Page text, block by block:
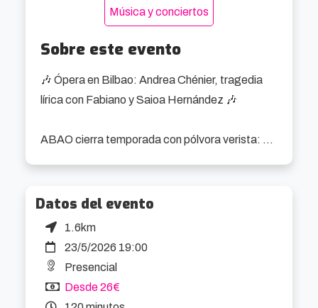
Música y conciertos
Sobre este evento
🎶 Ópera en Bilbao: Andrea Chénier, tragedia
lírica con Fabiano y Saioa Hernández 🎶
ABAO cierra temporada con pólvora verista:
Revolución Francesa. Ugo Giordano escribió
una partitura cargada de emoción directa, con
momentos icónicos como La mamma morta o
Come un bel dì di maggio, que aquí se escuchan
Datos del evento
1.6km
23/5/2026 19:00
Presencial
Desde 26€